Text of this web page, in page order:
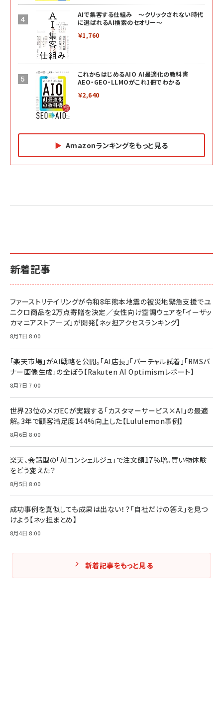
AIで集客する仕組み ～クリックされない時代
に選ばれるAI検索のセオリー～
￥1,760
これからはじめるAIO AI最適化の教科書
AEO・GEO・LLMOがこれ1冊でわかる
￥2,640
Amazonランキングをもっと見る
2億円を売り上げたプロが教える note×AI 最強の
小さな会社は戦略が9割
￥1,815
マーケティングの真実 P&G・グリコで学んだ失敗
￥2,200
anan(アンアン)2026/07/01号 No.2501[魅せる
anan(アンアン)2026/06/24号 No.2500増刊
anan(アンアン)2026/07/08号 No.2502[2026
年後半、あなたの恋と運命／山田涼介]
￥880
ママ投資家が育休中に１億貯めた株式投資
￥1,870
￥1,980
ベインキャピタル 企業価値向上力の秘密
ルな本質」
￥2,750
フィードバック経営 「沈黙の組織」から「高め合う
Amazonランキングをもっと見る
新着記事
ファーストリテイリングが令和8年熊本地震の被災地緊急支援でユ
ニクロ商品を2万点寄贈を決定／女性向け空調ウェアを「イーザッ
カマニアストア―ズ」が開発【ネッ担アクセスランキング】
8月7日 8:00
「楽天市場」がAI戦略を公開。「AI店長」「バーチャル試着」「RMSバ
ナー画像生成」の全ぼう【Rakuten AI Optimismレポート】
8月7日 7:00
世界23位のメガECが実践する「カスタマーサービス×AI」の最適
解。3年で顧客満足度144%向上した【Lululemon事例】
8月6日 8:00
楽天、会話型の「AIコンシェルジュ」で注文額17％増。買い物体験
をどう変えた？
8月5日 8:00
成功事例を真似しても成果は出ない！？「自社だけの答え」を見つ
けよう【ネッ担まとめ】
8月4日 8:00
新着記事をもっと見る